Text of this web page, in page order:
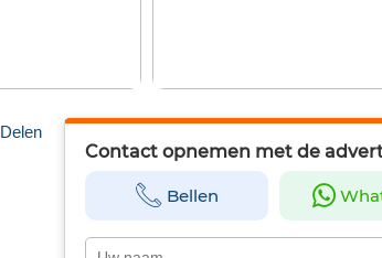
Delen
Contact opnemen met de
Bellen